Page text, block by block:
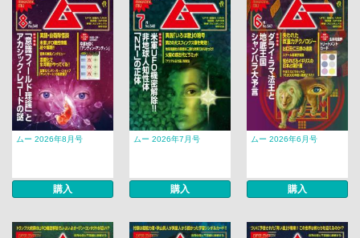
ムー 2026年8月号
購入
ムー 2026年7月号
購入
ムー 2026年6月号
購入